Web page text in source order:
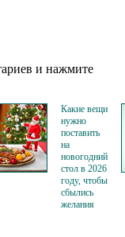
и нажмите
Какие вещи
нужно
поставить
на
новогодний
стол в 2026
году, чтобы
сбылись
желания